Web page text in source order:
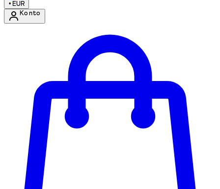
• EUR
Konto